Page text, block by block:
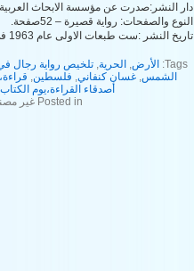
دار النشر:صدرت عن مؤسسة الابحاث
النوع والصفحات: رواية قصيرة – 52صفحة.
تاريخ النشر :ست طبعات الاولى عام 1963 في بيروت والسادسة عام 2005م
Tags: الأرض, الحرية,تلخيص رواية رجال
الشمس, غسان كنفاني, فلسطين,
أصدقاء القراءة،يوم الكتاب اعلالمي، 23
Posted in غير مصنف |